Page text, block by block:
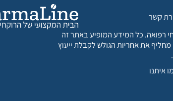
קשר
רפואה. כל המידע המופיע באתר זה
מחליף את אחריות הגולש לקבלת ייעוץ
איתנו